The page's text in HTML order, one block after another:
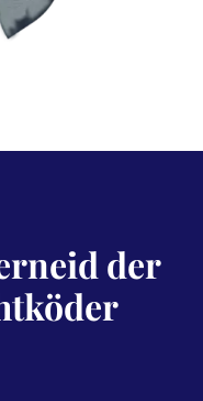
der